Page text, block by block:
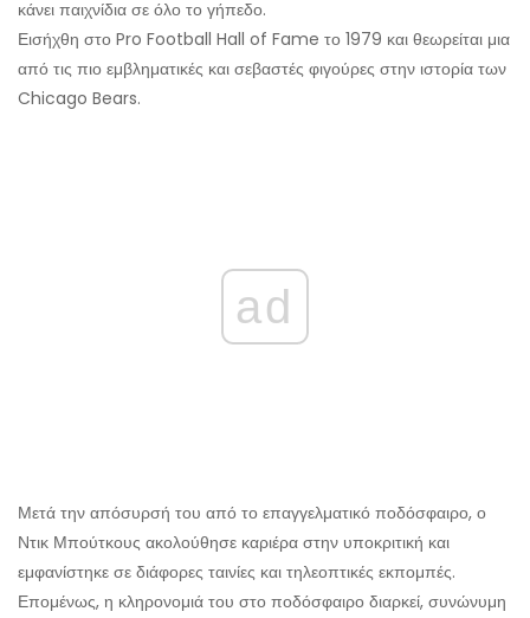
κάνει παιχνίδια σε όλο το γήπεδο.
Εισήχθη στο Pro Football Hall of Fame το 1979 και θεωρείται μια
από τις πιο εμβληματικές και σεβαστές φιγούρες στην ιστορία των
Chicago Bears.
ad
Μετά την απόσυρσή του από το επαγγελματικό ποδόσφαιρο, ο
Ντικ Μπούτκους ακολούθησε καριέρα στην υποκριτική και
εμφανίστηκε σε διάφορες ταινίες και τηλεοπτικές εκπομπές.
Επομένως, η κληρονομιά του στο ποδόσφαιρο διαρκεί, συνώνυμη